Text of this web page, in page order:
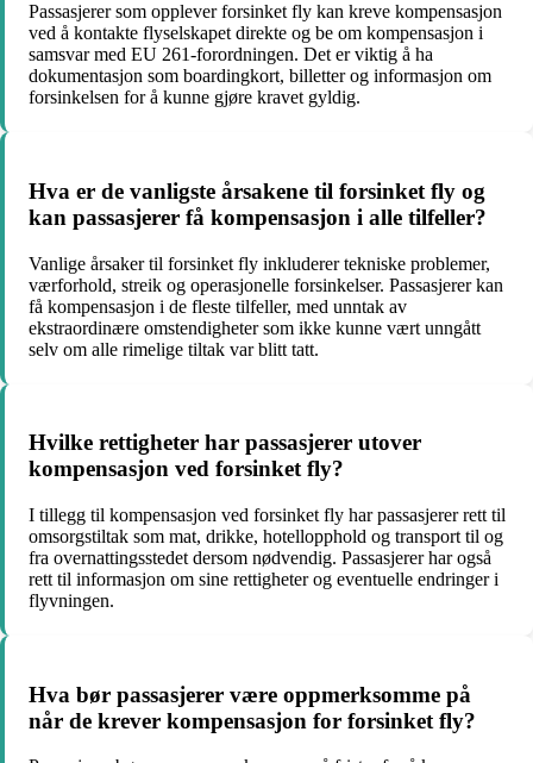
Passasjerer som opplever forsinket fly kan kreve kompensasjon
ved å kontakte flyselskapet direkte og be om kompensasjon i
samsvar med EU 261-forordningen. Det er viktig å ha
dokumentasjon som boardingkort, billetter og informasjon om
forsinkelsen for å kunne gjøre kravet gyldig.
Hva er de vanligste årsakene til forsinket fly og
kan passasjerer få kompensasjon i alle tilfeller?
Vanlige årsaker til forsinket fly inkluderer tekniske problemer,
værforhold, streik og operasjonelle forsinkelser. Passasjerer kan
få kompensasjon i de fleste tilfeller, med unntak av
ekstraordinære omstendigheter som ikke kunne vært unngått
selv om alle rimelige tiltak var blitt tatt.
Hvilke rettigheter har passasjerer utover
kompensasjon ved forsinket fly?
I tillegg til kompensasjon ved forsinket fly har passasjerer rett til
omsorgstiltak som mat, drikke, hotellopphold og transport til og
fra overnattingsstedet dersom nødvendig. Passasjerer har også
rett til informasjon om sine rettigheter og eventuelle endringer i
flyvningen.
Hva bør passasjerer være oppmerksomme på
når de krever kompensasjon for forsinket fly?